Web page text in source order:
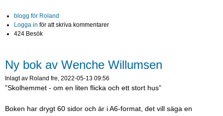
blogg för Roland
Logga in för att skriva kommentarer
424 Besök
Ny bok av Wenche Willumsen
Inlagt av Roland fre, 2022-05-13 09:56
”Skolhemmet - om en liten flicka och ett stort hus”
Boken har drygt 60 sidor och är i A6-format, det vill säga en